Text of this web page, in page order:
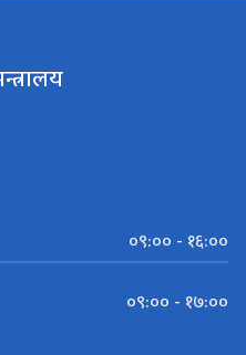
०९:०० - १६:००
०९:०० - १७:००